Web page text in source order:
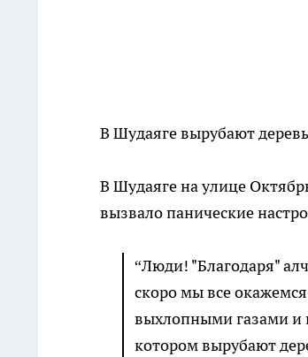
В Шудаяге вырубают
В Шудаяге на улице
вызвало панические
“Люди! "Благодаря"
скоро мы все
выхлопными газами и
котором вырубают